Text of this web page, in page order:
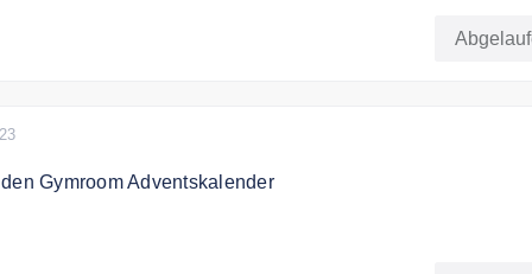
Gymroom Adventskalender